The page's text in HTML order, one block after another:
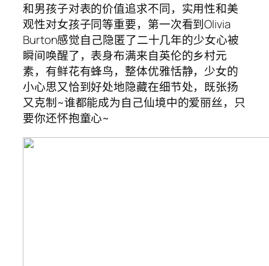
和男孩子对表的价值追求不同，实用性和美
观性对女孩子同等重要，第一次看到Olivia
Burton感觉自己隐匿了二十几年的少女心被
瞬间唤醒了，表身布满来自英伦的乡村元
素，有鲜花有蜂鸟，整体优雅恬静，少女的
小心思又恰到好处地隐藏在细节处，既张扬
又克制~谁都能成为自己仙境中的爱丽丝，只
要你还怀抱童心~